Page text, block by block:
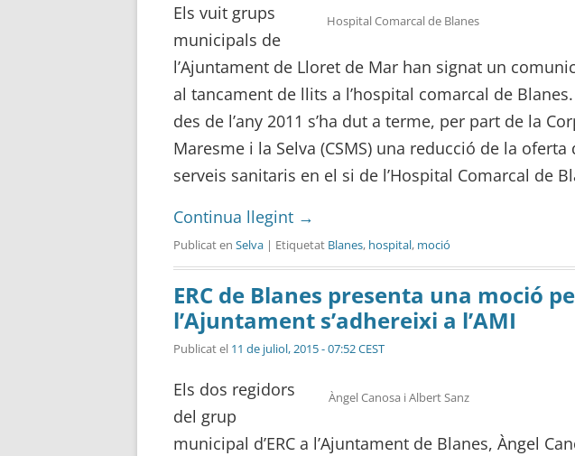
Hospital Comarcal de Blanes
Els vuit grups
municipals de
l’Ajuntament de Lloret de Mar han signat un
al tancament de llits a l’hospital comarcal de
des de l’any 2011 s’ha dut a terme, per part de la
Maresme i la Selva (CSMS) una reducció de la
serveis sanitaris en el si de l’Hospital Comarcal de
Continua llegint →
Publicat en Selva | Etiquetat Blanes, hospital, moció
ERC de Blanes presenta una moció
l’Ajuntament s’adhereixi a l’AMI
Publicat el 11 de juliol, 2015 - 07:52 CEST
Àngel Canosa i Albert Sanz
Els dos regidors
del grup
municipal d’ERC a l’Ajuntament de Blanes, Àngel